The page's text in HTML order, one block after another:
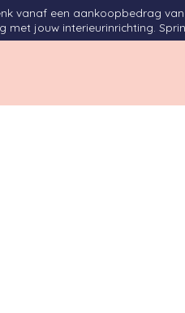
vanaf een aankoopbedrag
met jouw interieurinrichting.